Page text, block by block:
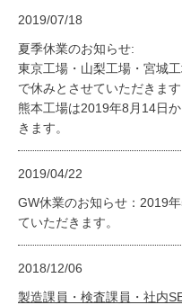
2019/07/18
夏季休業のお知らせ:
東京工場・山梨工場・宮城
で休みとさせていただきます
熊本工場は2019年8月14日
きます。
2019/04/22
GW休業のお知らせ：2019
ていただきます。
2018/12/06
製造課員・検査課員・社内